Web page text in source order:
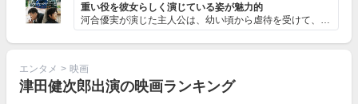
重い役を彼女らしく演じている姿が魅力的
河合優実が演じた主人公は、幼い頃から虐待を受けて、やが...
エンタメ > 映画
津田健次郎出演の映画ランキング